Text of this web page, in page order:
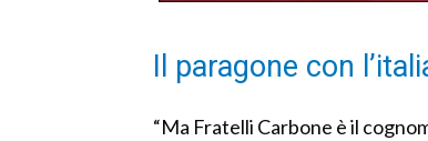
Il paragone con
“Ma Fratelli Carbone è il